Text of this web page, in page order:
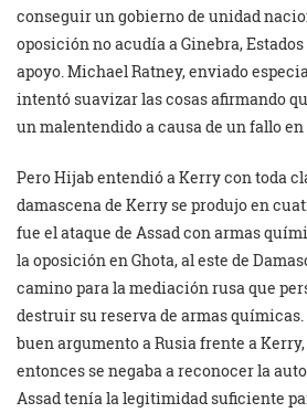
conseguir un gobierno de unidad
oposición no acudía a Ginebra,
apoyo. Michael Ratney, enviado
intentó suavizar las cosas afirmando
un malentendido a causa de un fallo
Pero Hijab entendió a Kerry con toda
damascena de Kerry se produjo en
fue el ataque de Assad con armas
la oposición en Ghota, al este de
camino para la mediación rusa que
destruir su reserva de armas
buen argumento a Rusia frente a
entonces se negaba a reconocer la
Assad tenía la legitimidad suficiente